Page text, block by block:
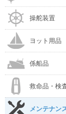
操舵装置
ヨット用品
係船品
救命品・検
メンテナン